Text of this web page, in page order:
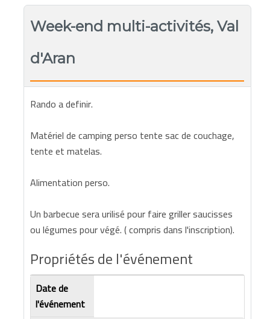
Week-end multi-activités, Val
d'Aran
Rando a definir.
Matériel de camping perso tente sac de couchage,
tente et matelas.
Alimentation perso.
Un barbecue sera urilisé pour faire griller saucisses
ou légumes pour végé. ( compris dans l'inscription).
Propriétés de l'événement
Date de
l'événement